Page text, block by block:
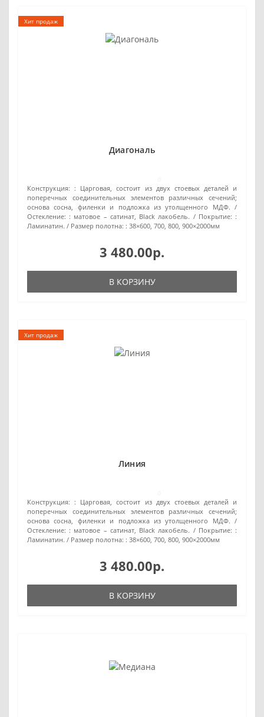
Хит продаж
Диагональ
Конструкция: : Царговая, состоит из двух стоевых деталей и
поперечных соединительных элементов различных сечений;
основа сосна, филенки и подложка из утолщенного МДФ.
Остекление: : матовое – сатинат, Black лакобель.
Покрытие: :
Ламинатин.
Размер полотна: : 38×600, 700, 800, 900×2000мм
3 480.00р.
В КОРЗИНУ
Хит продаж
Линия
Конструкция: : Царговая, состоит из двух стоевых деталей и
поперечных соединительных элементов различных сечений;
основа сосна, филенки и подложка из утолщенного МДФ.
Остекление: : матовое – сатинат, Black лакобель.
Покрытие: :
Ламинатин.
Размер полотна: : 38×600, 700, 800, 900×2000мм
3 480.00р.
В КОРЗИНУ